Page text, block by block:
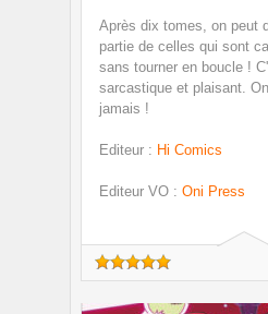
Après dix tomes, on peut
partie de celles qui sont
sans tourner en boucle !
sarcastique et plaisant.
jamais !
Editeur : Hi Comics
Editeur VO : Oni Press